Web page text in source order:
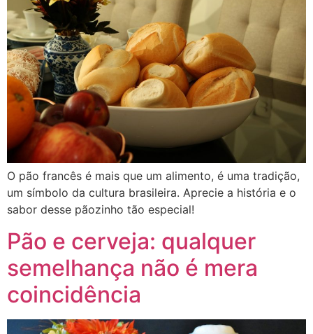
O pão francês é mais que um alimento, é uma tradição,
um símbolo da cultura brasileira. Aprecie a história e o
sabor desse pãozinho tão especial!
Pão e cerveja: qualquer
semelhança não é mera
coincidência